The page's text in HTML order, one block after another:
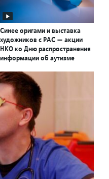
Синее оригами и выставка
художников с РАС — акции
НКО ко Дню распространения
информации об аутизме